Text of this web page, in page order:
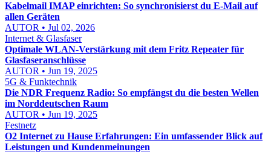
Kabelmail IMAP einrichten: So synchronisierst du E-Mail auf
allen Geräten
AUTOR • Jul 02, 2026
Internet & Glasfaser
Optimale WLAN-Verstärkung mit dem Fritz Repeater für
Glasfaseranschlüsse
AUTOR • Jun 19, 2025
5G & Funktechnik
Die NDR Frequenz Radio: So empfängst du die besten Wellen
im Norddeutschen Raum
AUTOR • Jun 19, 2025
Festnetz
O2 Internet zu Hause Erfahrungen: Ein umfassender Blick auf
Leistungen und Kundenmeinungen